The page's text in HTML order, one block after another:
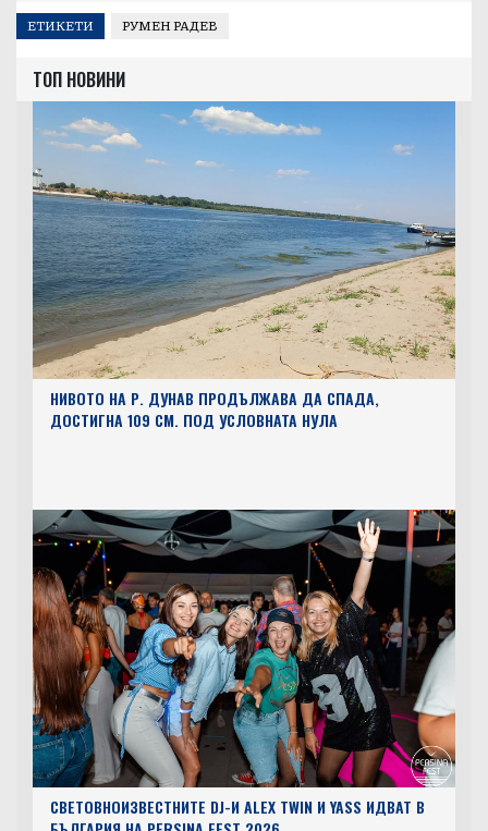
ЕТИКЕТИ РУМЕН РАДЕВ
ТОП НОВИНИ
НИВОТО НА Р. ДУНАВ ПРОДЪЛЖАВА ДА СПАДА,
ДОСТИГНА 109 СМ. ПОД УСЛОВНАТА НУЛА
СВЕТОВНОИЗВЕСТНИТЕ DJ-И ALEX TWIN И YASS ИДВАТ В